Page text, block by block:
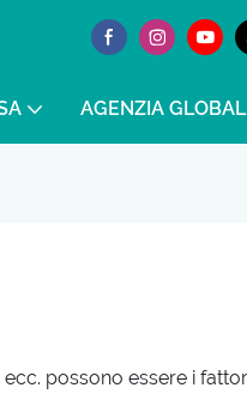
AGENZIA
possono essere i